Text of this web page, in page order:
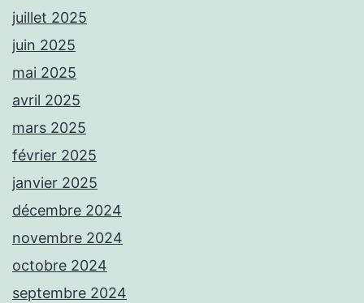
juillet 2025
juin 2025
mai 2025
avril 2025
mars 2025
février 2025
janvier 2025
décembre 2024
novembre 2024
octobre 2024
septembre 2024